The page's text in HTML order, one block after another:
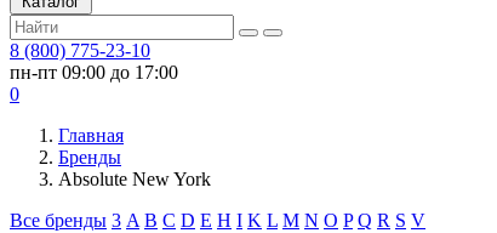
8 (800) 775-23-10
пн-пт 09:00 до 17:00
0
Главная
Бренды
Absolute New York
Все бренды 3 A B C D E H I K L M N O P Q R S V